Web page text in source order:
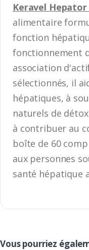
Keravel Hepator
alimentaire
fonction
fonctionnement
association
sélectionnés, il
hépatiques, à
naturels de
à contribuer au
boîte de 60
aux personnes
santé hépatique
Vous pourriez